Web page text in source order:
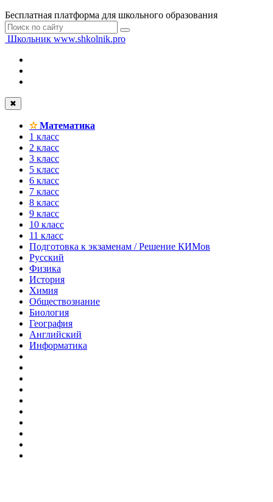
Бесплатная платформа для школьного образования
Школьник www.shkolnik.pro
✖
✫Математика
1 класс
2 класс
3 класс
5 класс
6 класс
7 класс
8 класс
9 класс
10 класс
11 класс
Подготовка к экзаменам / Решение КИМов
Русский
Физика
История
Химия
Обществознание
Биология
География
Английский
Информатика